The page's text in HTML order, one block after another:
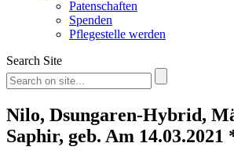
Patenschaften
Spenden
Pflegestelle werden
Search Site
Nilo, Dsungaren-Hybrid,
Saphir, geb. Am